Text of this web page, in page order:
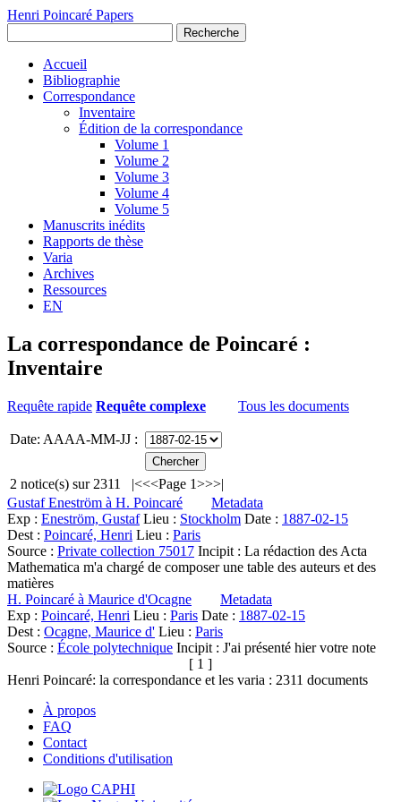
Henri Poincaré Papers
Recherche
Accueil
Bibliographie
Correspondance
Inventaire
Édition de la correspondance
Volume 1
Volume 2
Volume 3
Volume 4
Volume 5
Manuscrits inédits
Rapports de thèse
Varia
Archives
Ressources
EN
La correspondance de Poincaré :
Inventaire
Requête rapide Requête complexe Tous les documents
Date: AAAA-MM-JJ :
2 notice(s) sur 2311 |<<<Page 1>>>|
Gustaf Eneström à H. Poincaré
Metadata
Exp : Eneström, GustafLieu : Stockholm Date : 1887-02-15
Dest : Poincaré, Henri Lieu : Paris
Source : Private collection 75017 Incipit : La rédaction des Acta
Mathematica m'a chargé de composer une table des auteurs et des
matières
H. Poincaré à Maurice d'Ocagne
Metadata
Exp : Poincaré, Henri Lieu : Paris Date : 1887-02-15
Dest : Ocagne, Maurice d' Lieu : Paris
Source : École polytechnique Incipit : J'ai présenté hier votre note
[ 1 ]
Henri Poincaré: la correspondance et les varia : 2311 documents
À propos
FAQ
Contact
Conditions d'utilisation